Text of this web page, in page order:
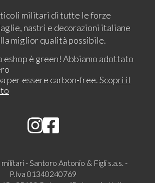
militari di tutte le forze
nastri e decorazioni italiane
miglior qualità possibile.
eshop è green! Abbiamo adottato
per essere carbon-free.Scopri il
- Santoro Antonio & Figli s.a.s. -
P.Iva 01340240769